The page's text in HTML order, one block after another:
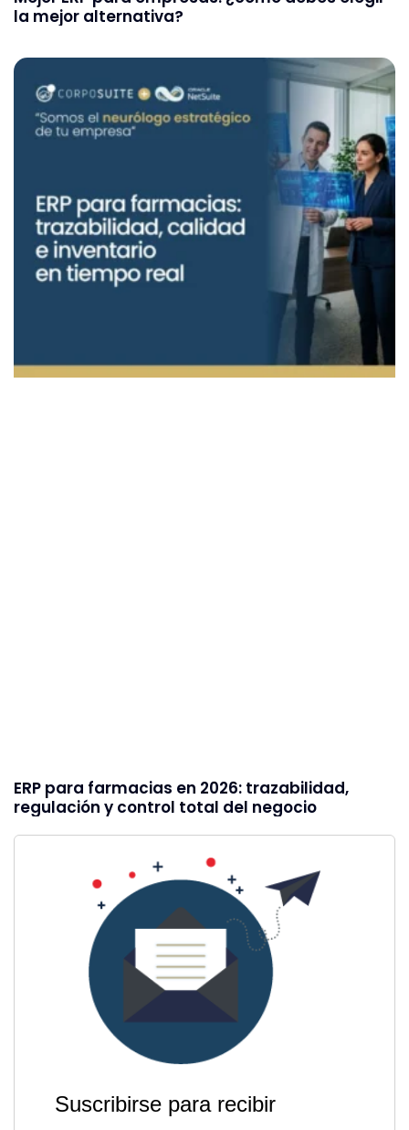
la mejor alternativa?
ERP para farmacias en 2026: trazabilidad,
regulación y control total del negocio
Suscribirse para recibir